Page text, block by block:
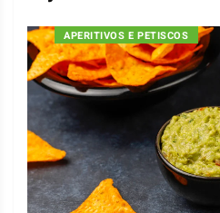
APERITIVOS E PETISCOS